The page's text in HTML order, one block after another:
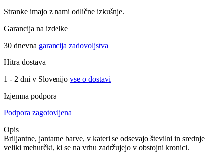
Stranke imajo z nami odlične izkušnje.
Garancija na izdelke
30 dnevna garancija zadovoljstva
Hitra dostava
1 - 2 dni v Slovenijo vse o dostavi
Izjemna podpora
Podpora zagotovljena
Opis
Briljantne, jantarne barve, v kateri se odsevajo številni in srednje
veliki mehurčki, ki se na vrhu zadržujejo v obstojni kronici.